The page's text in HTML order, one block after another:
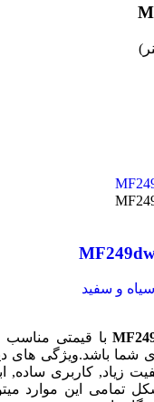
سیاه و سفید
با قیمتی
شما باشد.ویژگی های
زیاد, کاربری ساده,
تمامی این موارد